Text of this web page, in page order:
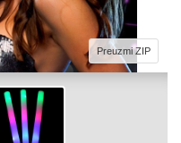
Preuzmi ZIP